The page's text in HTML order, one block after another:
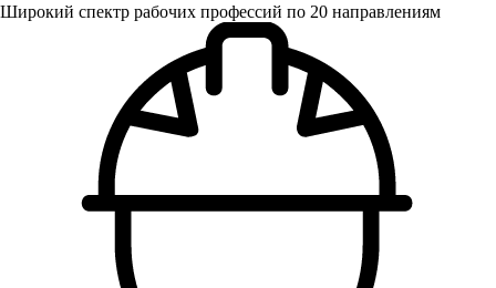
Широкий спектр рабочих профессий по 20 направлениям